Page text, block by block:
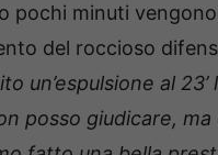
pochi minuti
del roccioso
un’espulsione al
posso giudicare,